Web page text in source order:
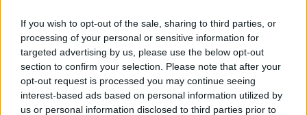
If you wish to opt-out of the sale, sharing to third parties, or
processing of your personal or sensitive information for
targeted advertising by us, please use the below opt-out
section to confirm your selection. Please note that after your
opt-out request is processed you may continue seeing
interest-based ads based on personal information utilized by
us or personal information disclosed to third parties prior to
comune si misura in miglia.
Quando arrivano da lontano, tutti gli sguardi maschili si spostano,
seguiti anche da qualche sguardo femminile, predisposto all’invidia.
Solo quando sono molto vicine, si nota negli osservatori un’ombra
di delusione; la vicinanza fa da zoom sui corpi e sui volti e mette in
mostra quello che non ti saresti aspettato da quei profili di teen-
ager. Le due ragazze hanno sicuramente più di settant’anni.»